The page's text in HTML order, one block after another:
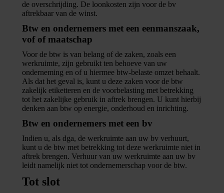
de overschrijding. De loonkosten zijn voor de bv
aftrekbaar van de winst.
Btw en ondernemers met een eenmanszaak,
vof of maatschap
Voor de btw is van belang of de zaken, zoals een
werkruimte, zijn gebruikt ten behoeve van uw
onderneming en of u hiermee btw-belaste omzet behaalt.
Als dat het geval is, kunt u deze zaken voor de btw
zakelijk etiketteren en de voorbelasting met betrekking
tot het zakelijke gebruik in aftrek brengen. U kunt hierbij
denken aan btw op energie, onderhoud en inrichting.
Btw en ondernemers met een bv
Indien u, als dga, de werkruimte aan uw bv verhuurt,
kunt u de btw met betrekking tot deze werkruimte niet in
aftrek brengen. Verhuur van uw werkruimte aan uw bv
leidt namelijk niet tot ondernemerschap voor de btw.
Tot slot